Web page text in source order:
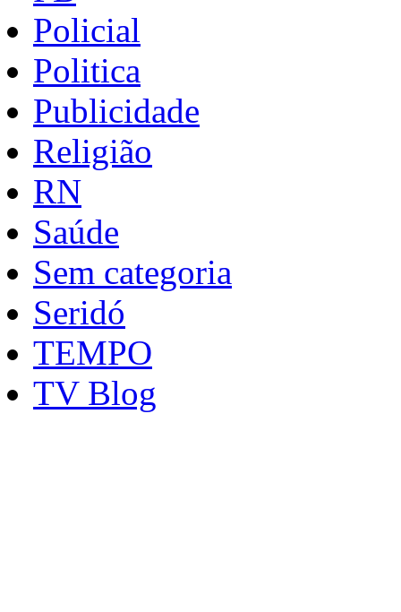
Policial
Politica
Publicidade
Religião
RN
Saúde
Sem categoria
Seridó
TEMPO
TV Blog